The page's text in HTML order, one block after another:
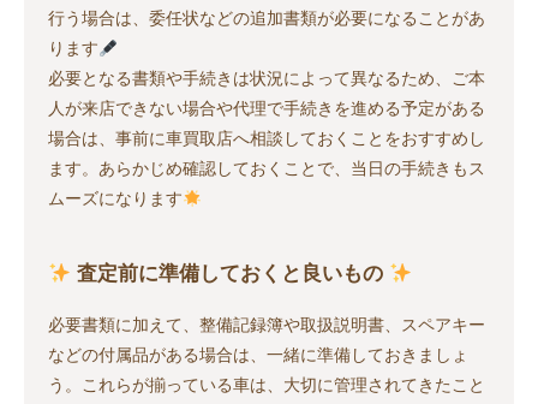
行う場合は、委任状などの追加書類が必要になることがあ
ります
必要となる書類や手続きは状況によって異なるため、ご本
人が来店できない場合や代理で手続きを進める予定がある
場合は、事前に車買取店へ相談しておくことをおすすめし
ます。あらかじめ確認しておくことで、当日の手続きもス
ムーズになります
査定前に準備しておくと良いもの
必要書類に加えて、整備記録簿や取扱説明書、スペアキー
などの付属品がある場合は、一緒に準備しておきましょ
う。これらが揃っている車は、大切に管理されてきたこと